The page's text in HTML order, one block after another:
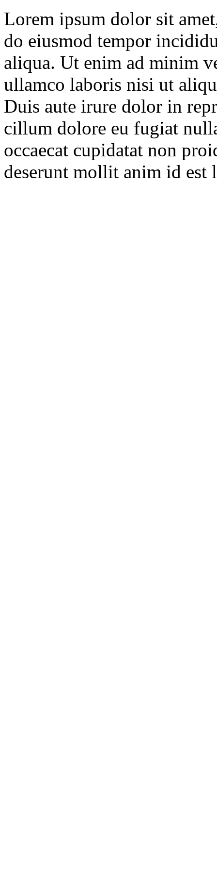
Lorem ipsum dolor sit
do eiusmod tempor
aliqua. Ut enim ad minim
ullamco laboris nisi ut
Duis aute irure dolor in
cillum dolore eu fugiat
occaecat cupidatat non
deserunt mollit anim id est